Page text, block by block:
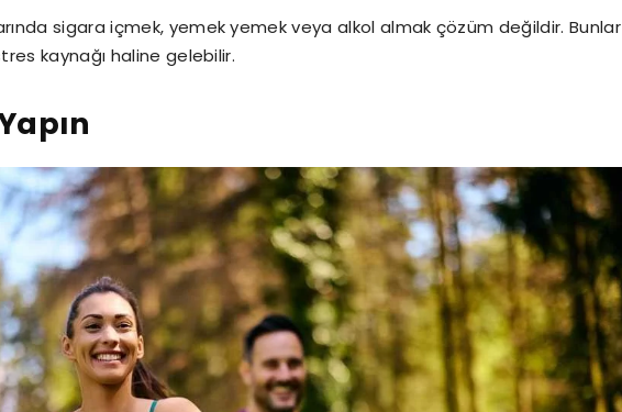
sigara içmek, yemek yemek veya alkol almak çözüm değildir. Bunlar
kaynağı haline gelebilir.